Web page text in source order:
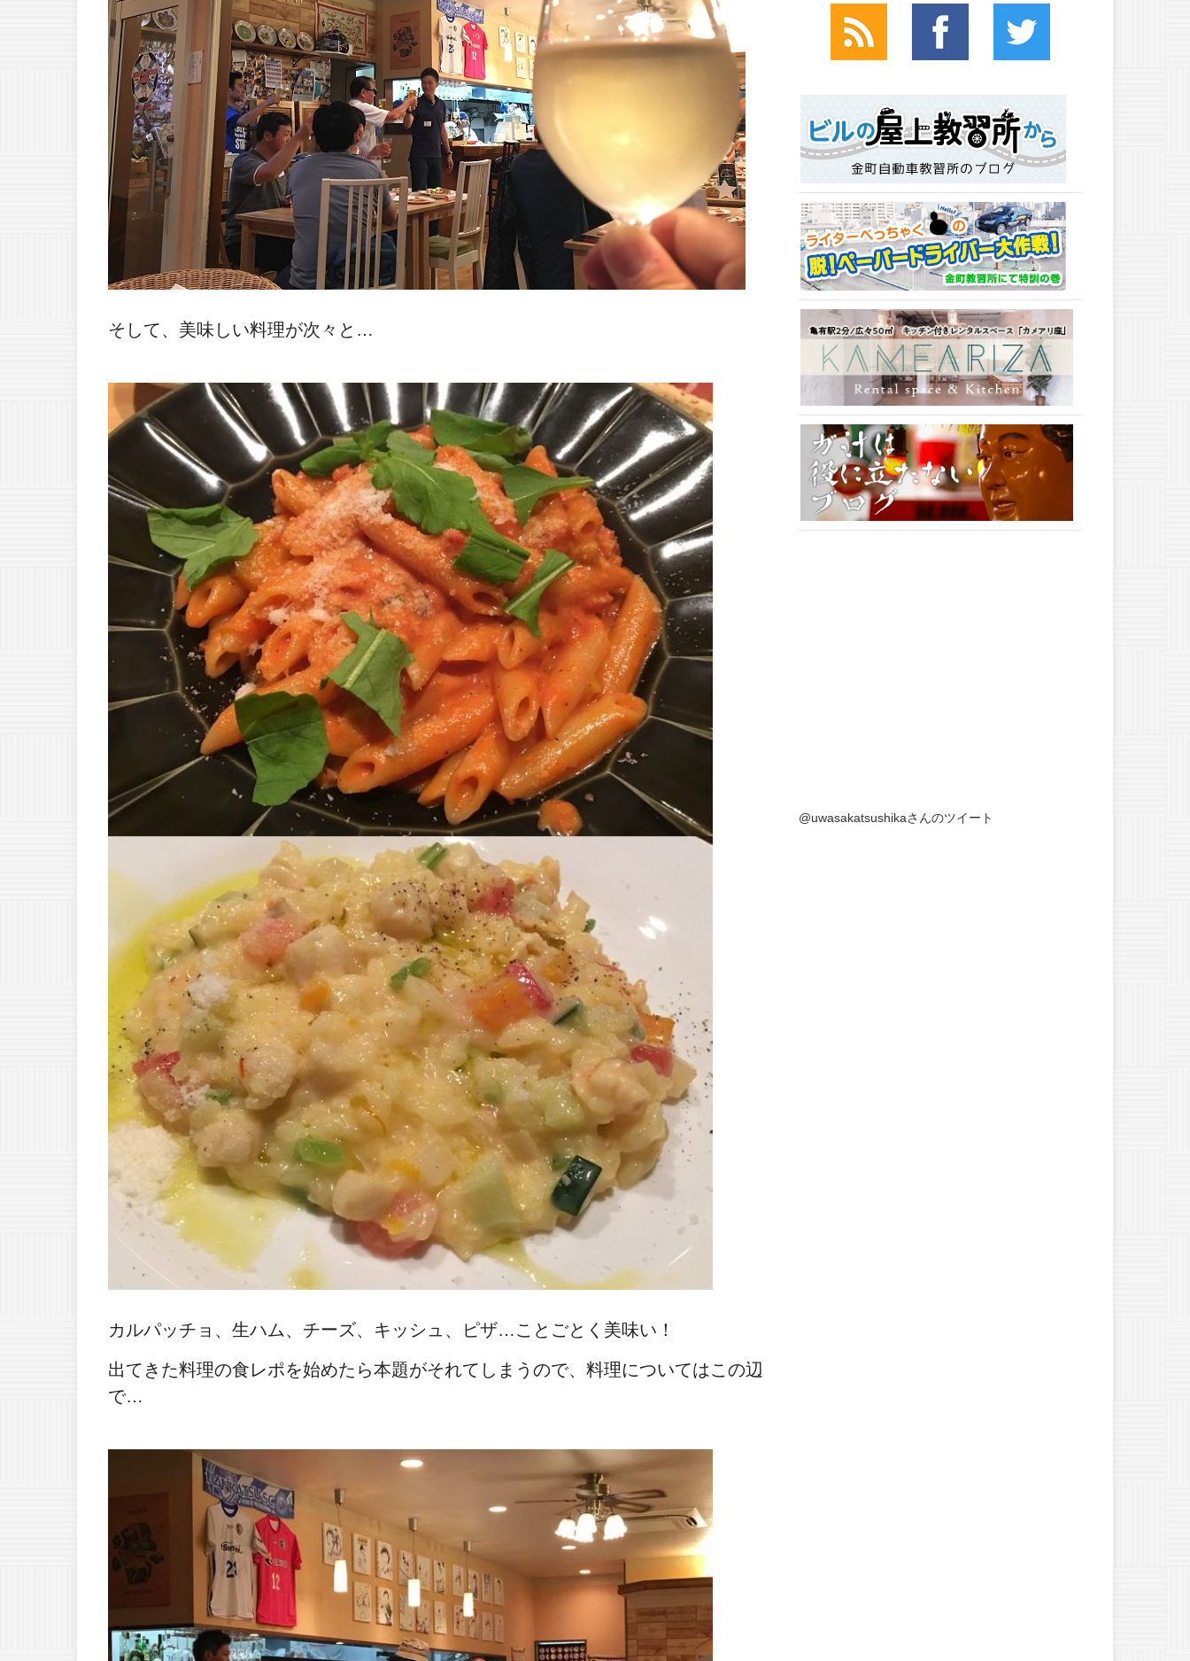
そして、美味しい料理が次々と…
カルパッチョ、生ハム、チーズ、キッシュ、ピザ…ことごとく美味い！
出てきた料理の食レポを始めたら本題がそれてしまうので、料理についてはこの辺
で…
@uwasakatsushikaさんのツイート